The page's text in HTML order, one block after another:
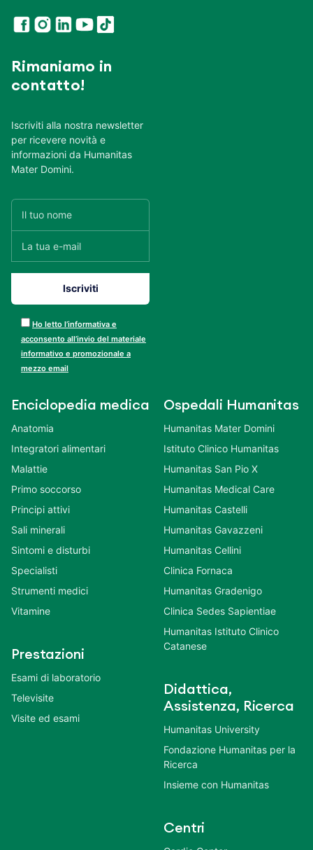
Rimaniamo in
contatto!
Iscriviti alla nostra newsletter
per ricevere novità e
informazioni da Humanitas
Mater Domini.
Ho letto l’informativa e
acconsento all’invio del materiale
informativo e promozionale a
mezzo email
Enciclopedia medica
Anatomia
Integratori alimentari
Malattie
Primo soccorso
Principi attivi
Sali minerali
Sintomi e disturbi
Specialisti
Strumenti medici
Vitamine
Prestazioni
Esami di laboratorio
Televisite
Visite ed esami
Ospedali Humanitas
Humanitas Mater Domini
Istituto Clinico Humanitas
Humanitas San Pio X
Humanitas Medical Care
Humanitas Castelli
Humanitas Gavazzeni
Humanitas Cellini
Clinica Fornaca
Humanitas Gradenigo
Clinica Sedes Sapientiae
Humanitas Istituto Clinico
Catanese
Didattica,
Assistenza, Ricerca
Humanitas University
Fondazione Humanitas per la
Ricerca
Insieme con Humanitas
Centri